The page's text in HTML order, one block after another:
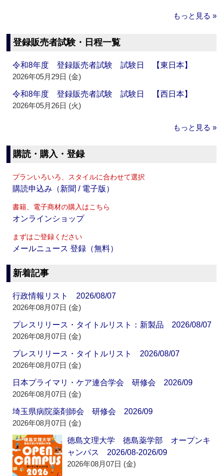
もっと見る »
登録販売者試験・日程一覧
令和8年度 登録販売者試験 試験日 【東日本】
2026年05月29日 (金)
令和8年度 登録販売者試験 試験日 【西日本】
2026年05月26日 (火)
もっと見る »
購読・購入・登録
プランいろいろ、スタイルに合わせて選択
購読申込み（新聞 / 電子版）
書籍、電子商材の購入はこちら
オンラインショップ
まずはご登録ください
メールニュース 登録（無料）
新着記事
行政情報リスト 2026/08/07
2026年08月07日 (金)
プレスリリース・タイトルリスト：新製品 2026/08/07
2026年08月07日 (金)
プレスリリース・タイトルリスト 2026/08/07
2026年08月07日 (金)
日本プライマリ・ケア連合学会 研修会 2026/09
2026年08月07日 (金)
埼玉県病院薬剤師会 研修会 2026/09
2026年08月07日 (金)
徳島文理大学 徳島薬学部 オープンキ
ャンパス 2026/08-2026/09
2026年08月07日 (金)